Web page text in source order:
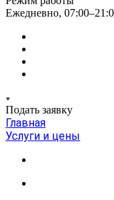
Ежедневно,
Подать заявку
Главная
Услуги и цены